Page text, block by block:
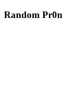
Random Pr0n